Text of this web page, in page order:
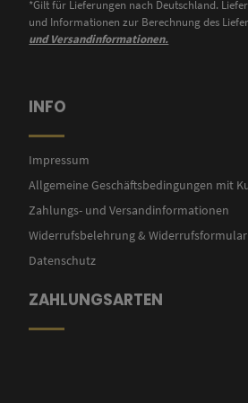
*Gilt für Lieferungen nach Deutschland.
und Informationen zur Berechnung des
und Versandinformationen.
INFO
Impressum
Allgemeine Geschäftsbedingungen mit
Zahlungs- und Versandinformationen
Widerrufsbelehrung & Widerrufsformular
Datenschutz
ZAHLUNGSARTEN